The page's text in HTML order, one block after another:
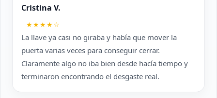
Cristina V.
★★★★☆
La llave ya casi no giraba y había que mover la
puerta varias veces para conseguir cerrar.
Claramente algo no iba bien desde hacía tiempo y
terminaron encontrando el desgaste real.